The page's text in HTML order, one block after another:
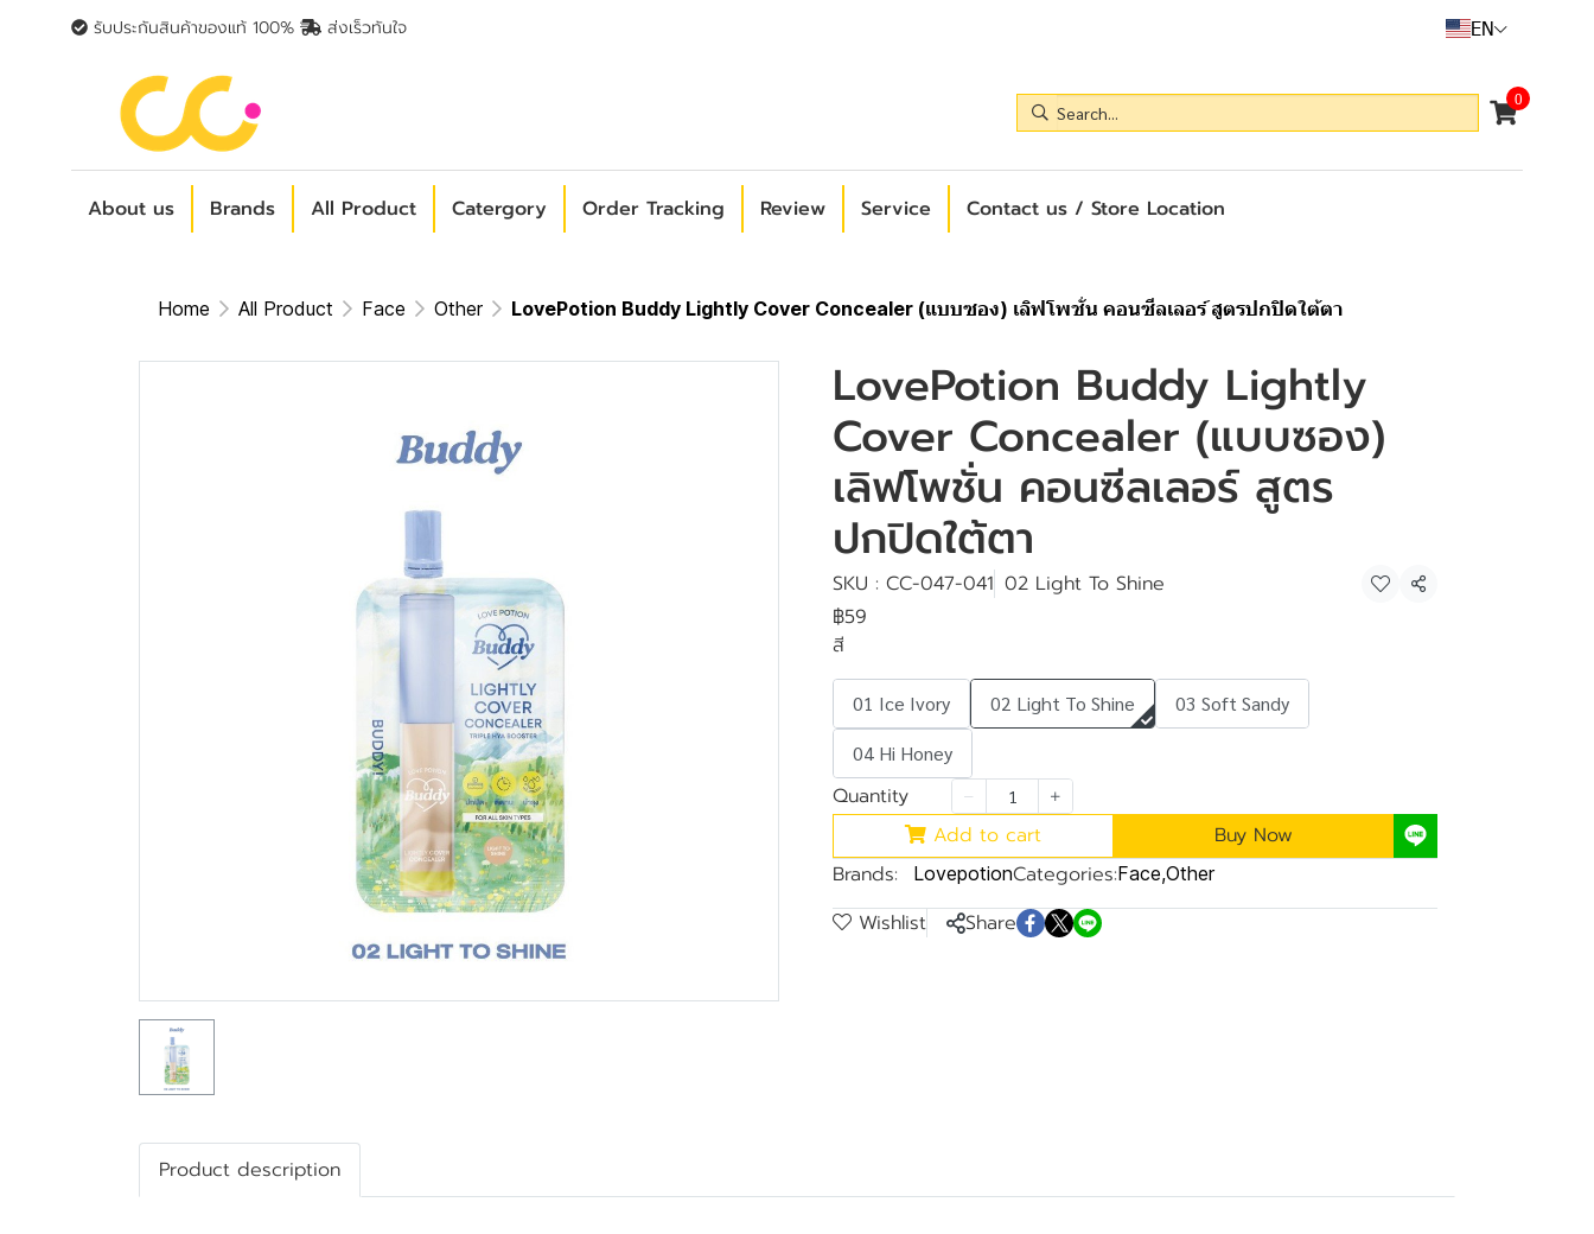
รับประกันสินค้าของแท้ 100% ส่งเร็วทันใจ EN
0
About us Brands All Product Catergory Order Tracking Review Service Contact us / Store Location
Home All Product Face Other LovePotion Buddy Lightly Cover Concealer (แบบซอง) เลิฟโพชั่น คอนซีลเลอร์ สูตรปกปิดใต้ตา
LovePotion Buddy Lightly
Cover Concealer (แบบซอง)
เลิฟโพชั่น คอนซีลเลอร์ สูตร
ปกปิดใต้ตา
SKU : CC-047-041 02 Light To Shine
Share
฿59
สี
01 Ice Ivory 02 Light To Shine
03 Soft Sandy
04 Hi Honey
Quantity
Add to cart
Buy Now
Brands:
LovepotionCategories:Face,Other
Wishlist Share
Product description